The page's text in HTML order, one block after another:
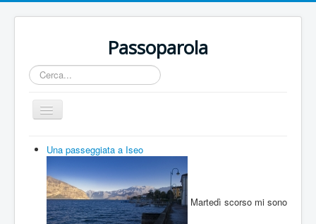
Passoparola
Cerca...
Cambia
navigazione
Home
Territorio
Incontri
Eventi
Una passeggiata a Iseo
Martedì scorso mi sono